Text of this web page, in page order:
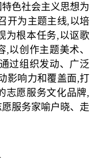
色社会主义思想为
开为主题主线,以培
为根本任务,以讴歌
以创作主题美术、
过组织发动、广泛
影响力和覆盖面,打
志愿服务文化品牌,
服务家喻户晓、走